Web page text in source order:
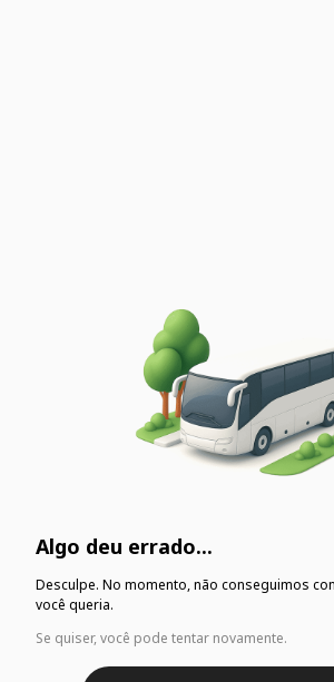
Algo deu errado...
Desculpe. No momento, não conseguimos
você queria.
Se quiser, você pode tentar novamente.